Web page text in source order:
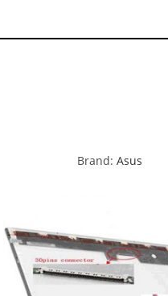
Brand: Asus